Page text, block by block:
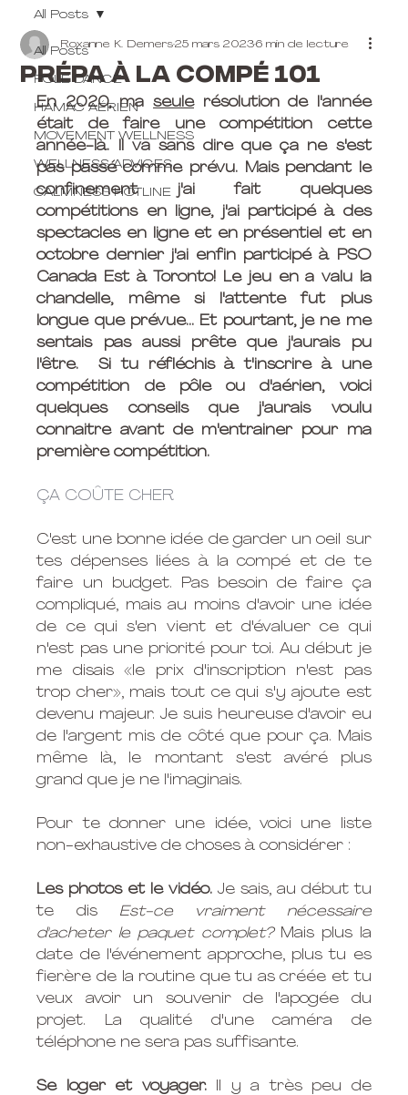
All Posts
POLE DANCE
HAMAC AÉRIEN
MOVEMENT WELLNESS
WELLNESS ADVICES
CALMNESS HOTLINE
All Posts
Prépa à la compé 101
Roxanne K. Demers25 mars 20236 min de lecture
En 2020, ma seule résolution de l'année
était de faire une compétition cette
année-là. Il va sans dire que ça ne s'est
pas passé comme prévu. Mais pendant le
confinement j'ai fait quelques
compétitions en ligne, j'ai participé à des
spectacles en ligne et en présentiel et en
octobre dernier j'ai enfin participé à PSO
Canada Est à Toronto! Le jeu en a valu la
chandelle, même si l'attente fut plus
longue que prévue... Et pourtant, je ne me
sentais pas aussi prête que j'aurais pu
l'être.  Si tu réfléchis à t'inscrire à une
compétition de pôle ou d'aérien, voici
quelques conseils que j'aurais voulu
connaitre avant de m'entrainer pour ma
première compétition.
ÇA COÛTE CHER
C'est une bonne idée de garder un oeil sur
tes dépenses liées à la compé et de te
faire un budget. Pas besoin de faire ça
compliqué, mais au moins d'avoir une idée
de ce qui s'en vient et d'évaluer ce qui
n'est pas une priorité pour toi. Au début je
me disais «le prix d'inscription n'est pas
trop cher», mais tout ce qui s'y ajoute est
devenu majeur. Je suis heureuse d'avoir eu
de l'argent mis de côté que pour ça. Mais
même là, le montant s'est avéré plus
grand que je ne l'imaginais.
Pour te donner une idée, voici une liste
non-exhaustive de choses à considérer :
Les photos et le vidéo. Je sais, au début tu
te dis Est-ce vraiment nécessaire
d'acheter le paquet complet? Mais plus la
date de l'événement approche, plus tu es
fier.ère de la routine que tu as créée et tu
veux avoir un souvenir de l'apogée du
projet. La qualité d'une caméra de
téléphone ne sera pas suffisante.
Se loger et voyager. Il y a très peu de